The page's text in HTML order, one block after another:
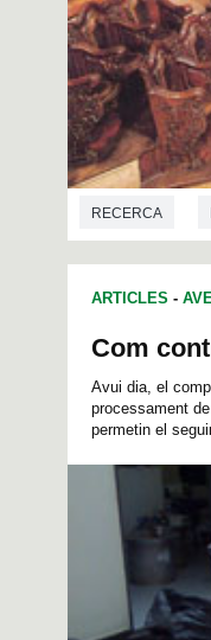
RECERCA
ARTICLES -
Com
Avui dia, el
processament
permetin el